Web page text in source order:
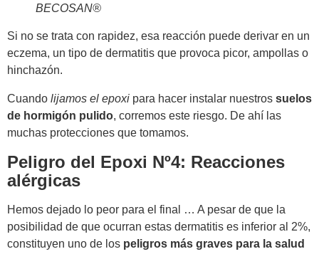
BECOSAN®
Si no se trata con rapidez, esa reacción puede derivar en un
eczema, un tipo de dermatitis que provoca picor, ampollas o
hinchazón.
Cuando lijamos el epoxi para hacer instalar nuestros suelos
de hormigón pulido, corremos este riesgo. De ahí las
muchas protecciones que tomamos.
Peligro del Epoxi Nº4: Reacciones
alérgicas
Hemos dejado lo peor para el final … A pesar de que la
posibilidad de que ocurran estas dermatitis es inferior al 2%,
constituyen uno de los peligros más graves para la salud